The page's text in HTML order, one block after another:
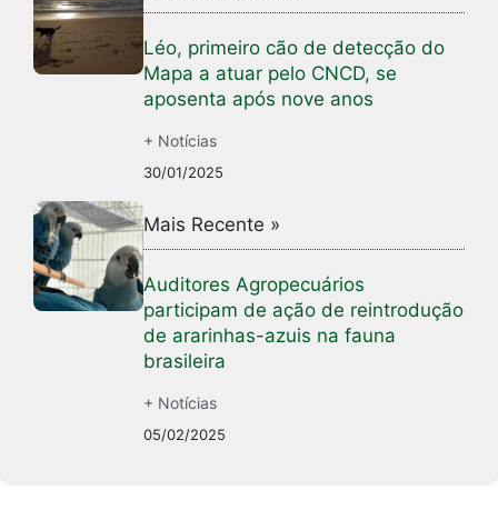
Léo, primeiro cão de detecção do
Mapa a atuar pelo CNCD, se
aposenta após nove anos
+ Notícias
30/01/2025
Mais Recente »
Auditores Agropecuários
participam de ação de reintrodução
de ararinhas-azuis na fauna
brasileira
+ Notícias
05/02/2025